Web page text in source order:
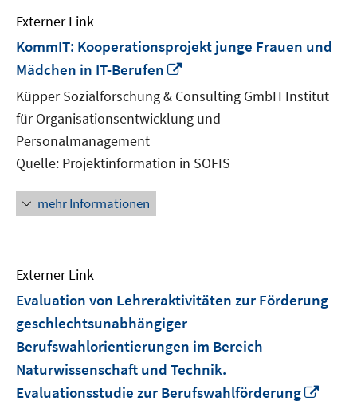
Externer Link
KommIT: Kooperationsprojekt junge Frauen und
Mädchen in IT-Berufen
neuem
Fenster
öffnen
Küpper Sozialforschung & Consulting GmbH Institut
für Organisationsentwicklung und
Personalmanagement
Quelle: Projektinformation in SOFIS
mehr Informationen
Externer Link
Evaluation von Lehreraktivitäten zur Förderung
geschlechtsunabhängiger
Berufswahlorientierungen im Bereich
Naturwissenschaft und Technik.
Evaluationsstudie zur Berufswahlförderung